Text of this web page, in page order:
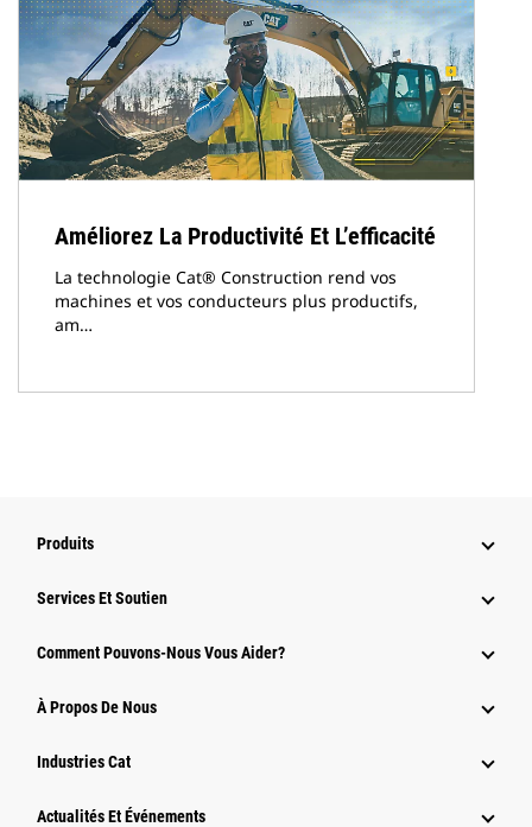
Améliorez La Productivité Et L’efficacité
La technologie Cat® Construction rend vos
machines et vos conducteurs plus productifs,
am…
Produits
Services Et Soutien
Comment Pouvons-Nous Vous Aider?
À Propos De Nous
Industries Cat
Actualités Et Événements